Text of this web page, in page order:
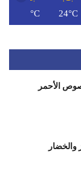
24°C
24°C
الأحمر
والخضار